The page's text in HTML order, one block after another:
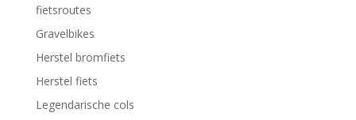
fietsroutes
Gravelbikes
Herstel bromfiets
Herstel fiets
Legendarische cols